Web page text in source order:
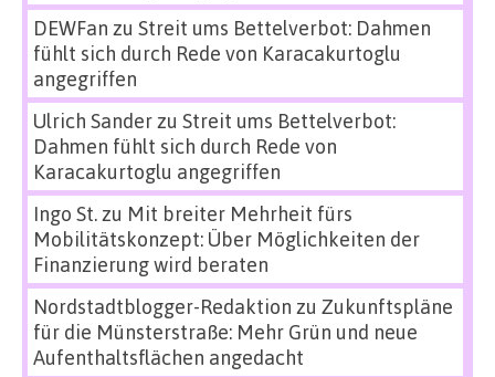
DEWFan zu Streit ums Bettelverbot: Dahmen
fühlt sich durch Rede von Karacakurtoglu
angegriffen
Ulrich Sanderzu Streit ums Bettelverbot:
Dahmen fühlt sich durch Rede von
Karacakurtoglu angegriffen
Ingo St.zu Mit breiter Mehrheit fürs
Mobilitätskonzept: Über Möglichkeiten der
Finanzierung wird beraten
Nordstadtblogger-Redaktion zu Zukunftspläne
für die Münsterstraße: Mehr Grün und neue
Aufenthaltsflächen angedacht